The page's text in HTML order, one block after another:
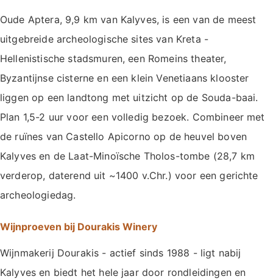
Oude Aptera, 9,9 km van Kalyves, is een van de meest
uitgebreide archeologische sites van Kreta -
Hellenistische stadsmuren, een Romeins theater,
Byzantijnse cisterne en een klein Venetiaans klooster
liggen op een landtong met uitzicht op de Souda-baai.
Plan 1,5-2 uur voor een volledig bezoek. Combineer met
de ruïnes van Castello Apicorno op de heuvel boven
Kalyves en de Laat-Minoïsche Tholos-tombe (28,7 km
verderop, daterend uit ~1400 v.Chr.) voor een gerichte
archeologiedag.
Wijnproeven bij Dourakis Winery
Wijnmakerij Dourakis - actief sinds 1988 - ligt nabij
Kalyves en biedt het hele jaar door rondleidingen en